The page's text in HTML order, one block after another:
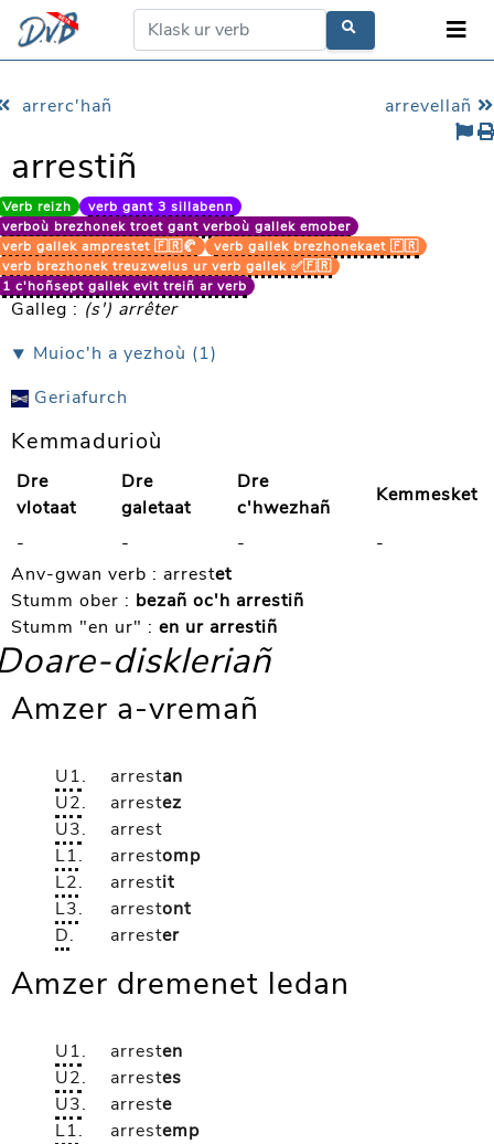
arrerc'hañ arrevellañ
arrestiñ
Verb reizh
verb gant 3 sillabenn
verboù brezhonek troet gant verboù gallek emober
verb gallek amprestet 🇫🇷🥐
verb gallek brezhonekaet 🇫🇷
verb brezhonek treuzwelus ur verb gallek ✅🇫🇷
1 c'hoñsept gallek evit treiñ ar verb
Galleg : (s') arrêter
⯆ Muioc'h a yezhoù (1)
Geriafurch
Kemmadurioù
Dre
vlotaat
Dre
galetaat
Dre
c'hwezhañ
Kemmesket
-
- -
-
Anv-gwan verb : arrestet
Stumm ober : bezañ oc'h arrestiñ
Stumm "en ur" : en ur arrestiñ
diskleriañ
Amzer a-vremañ
U1. arrestan
U2. arrestez
U3.
arrest
L1. arrestomp
L2. arrestit
L3. arrestont
D. arrester
Amzer dremenet ledan
U1. arresten
U2. arrestes
U3. arreste
L1. arrestemp